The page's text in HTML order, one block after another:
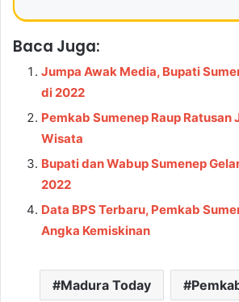
Baca Juga:
Jumpa Awak Media, Bupati
di 2022
Pemkab Sumenep Raup Ratusan
Wisata
Bupati dan Wabup Sumenep
2022
Data BPS Terbaru, Pemkab
Angka Kemiskinan
Madura Today